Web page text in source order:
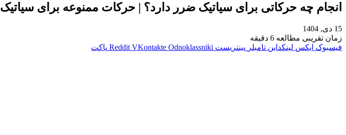
انجام چه حرکاتی برای سیاتیک ضرر دارد؟ | حرکات ممنوعه برای سیاتیک
15 دی, 1404
زمان تقریبی مطالعه 6 دقیقه
فیسبوک ایکس لینکداین تامبلر پینتریست Reddit VKontakte Odnoklassniki پاکت